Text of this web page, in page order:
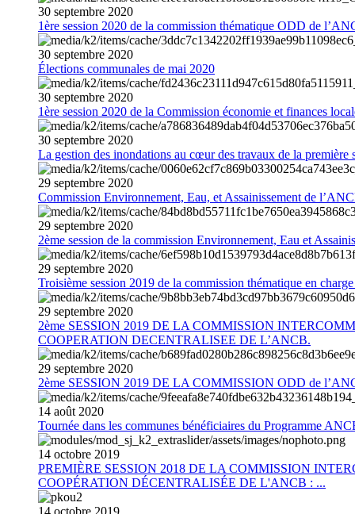
30 septembre 2020
1ère session 2020 de la commission thématique ODD de
30 septembre 2020
Élections communales de mai 2020
30 septembre 2020
1ère session 2020 de la Commission économie et finances
30 septembre 2020
La gestion des inondations au cœur des travaux de la première
29 septembre 2020
Commission Environnement, Eau, et Assainissement de
29 septembre 2020
2ème session de la commission Environnement, Eau et
29 septembre 2020
Troisième session 2019 de la commission thématique en
29 septembre 2020
2ème SESSION 2019 DE LA COMMISSION
COOPERATION DECENTRALISEE DE L’ANCB.
29 septembre 2020
2ème SESSION 2019 DE LA COMMISSION ODD de
14 août 2020
Tournée dans les communes bénéficiaires du Programme
14 octobre 2019
PREMIÈRE SESSION 2018 DE LA COMMISSION
COOPÉRATION DÉCENTRALISÉE DE L'ANCB : ...
14 octobre 2019